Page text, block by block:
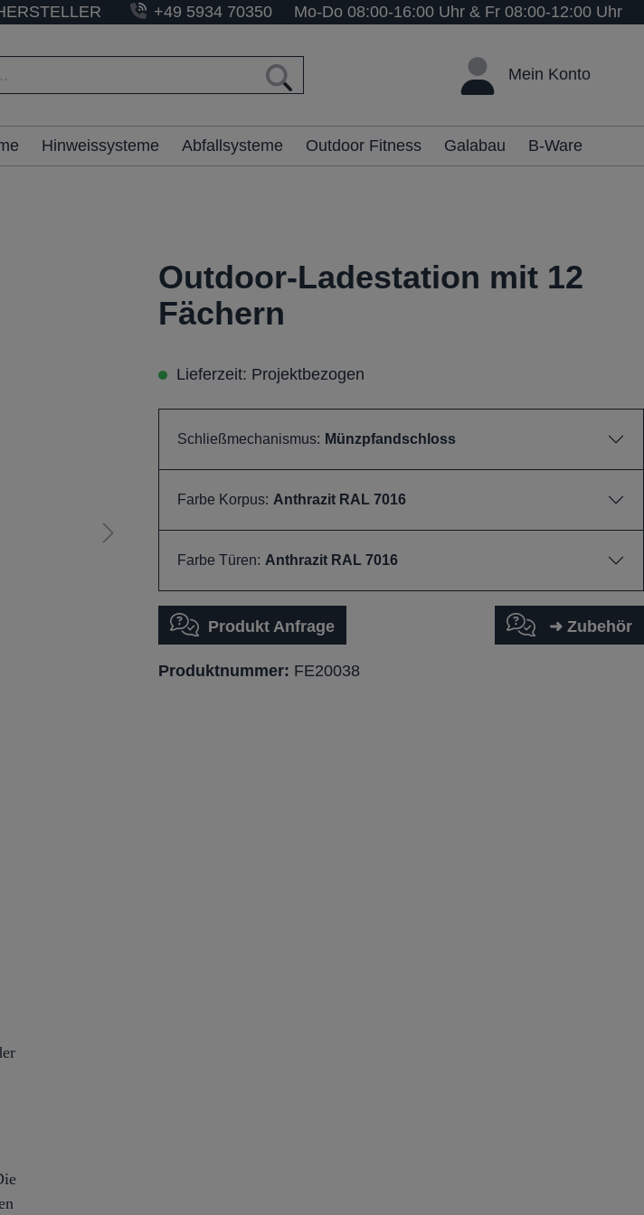
+49 5934 70350 Mo-Do 08:00-16:00 Uhr & Fr 08:00-12:00 Uhr
Mein Konto
Hinweissysteme Abfallsysteme Outdoor Fitness Galabau B-Ware
Outdoor-Ladestation mit 12
Fächern
Lieferzeit: Projektbezogen
Schließmechanismus: Münzpfandschloss
Farbe Korpus: Anthrazit RAL 7016
Farbe Türen: Anthrazit RAL 7016
Produkt Anfrage ➜ Zubehör
Produktnummer: FE20038